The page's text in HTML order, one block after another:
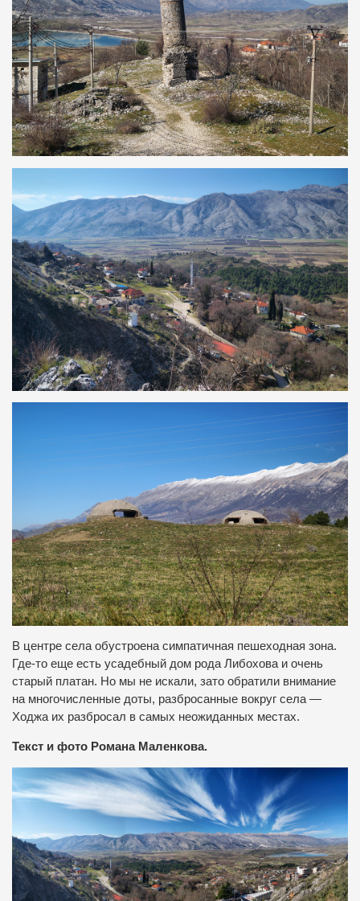
В центре села обустроена симпатичная пешеходная зона.
Где-то еще есть усадебный дом рода Либохова и очень
старый платан. Но мы не искали, зато обратили внимание
на многочисленные доты, разбросанные вокруг села —
Ходжа их разбросал в самых неожиданных местах.
Текст и фото Романа Маленкова.